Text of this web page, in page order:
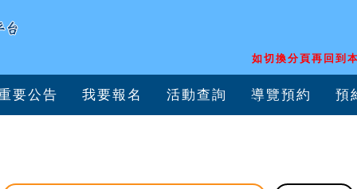
如切換分頁再回到
要公告 我要報名 活動查詢 導覽預約 預